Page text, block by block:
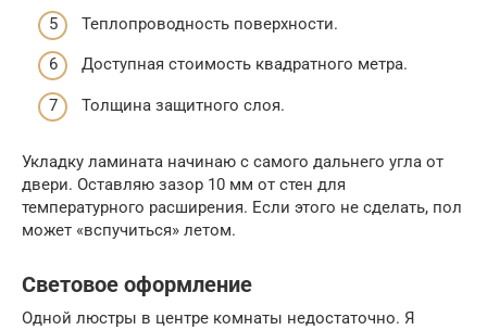
Теплопроводность поверхности.
Доступная стоимость квадратного метра.
Толщина защитного слоя.
Укладку ламината начинаю с самого дальнего угла от
двери. Оставляю зазор 10 мм от стен для
температурного расширения. Если этого не сделать, пол
может «вспучиться» летом.
Световое оформление
Одной люстры в центре комнаты недостаточно. Я